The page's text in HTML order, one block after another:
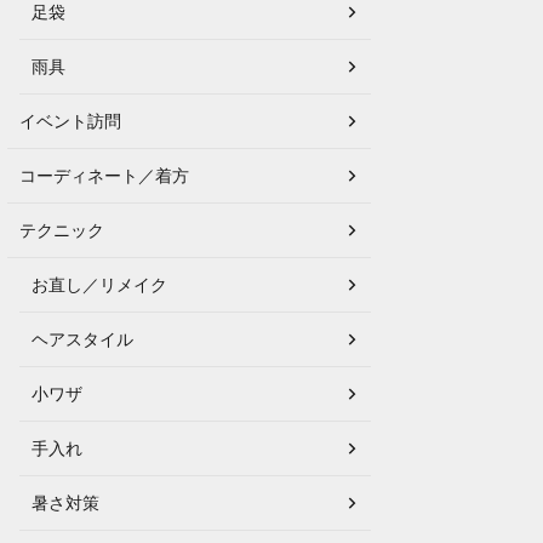
足袋
雨具
イベント訪問
コーディネート／着方
テクニック
お直し／リメイク
ヘアスタイル
小ワザ
手入れ
暑さ対策